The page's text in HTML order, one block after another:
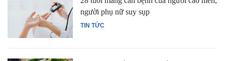
TIN TỨC
người phụ nữ suy sụp